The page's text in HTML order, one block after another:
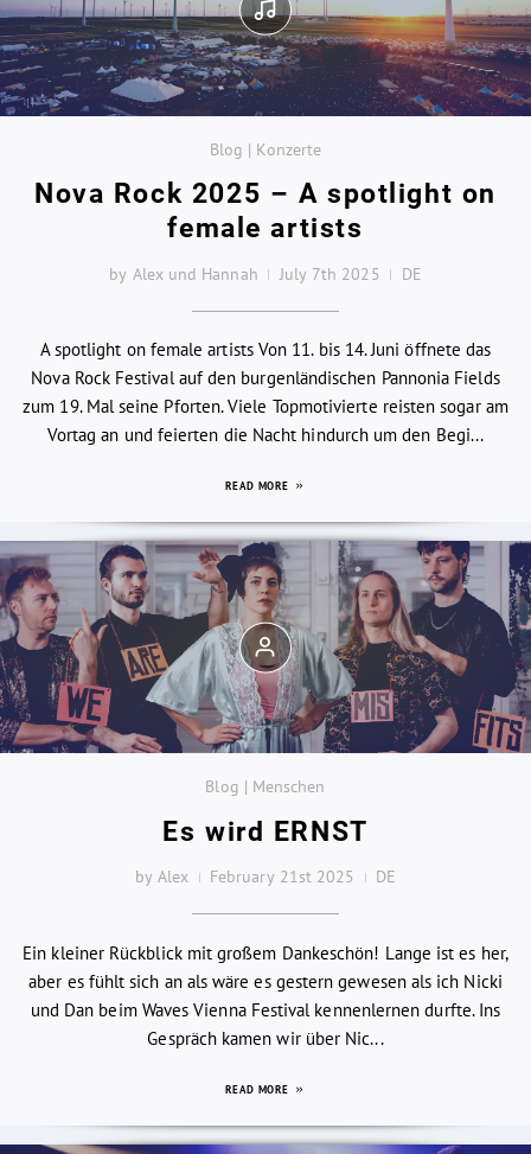
Blog | Konzerte
Nova Rock 2025 – A spotlight on
female artists
by Alex und Hannah July 7th 2025 DE
A spotlight on female artists Von 11. bis 14. Juni öffnete das
Nova Rock Festival auf den burgenländischen Pannonia Fields
zum 19. Mal seine Pforten. Viele Topmotivierte reisten sogar am
Vortag an und feierten die Nacht hindurch um den Begi...
READ MORE
Blog | Menschen
Es wird ERNST
by Alex February 21st 2025 DE
Ein kleiner Rückblick mit großem Dankeschön! Lange ist es her,
aber es fühlt sich an als wäre es gestern gewesen als ich Nicki
und Dan beim Waves Vienna Festival kennenlernen durfte. Ins
Gespräch kamen wir über Nic...
READ MORE